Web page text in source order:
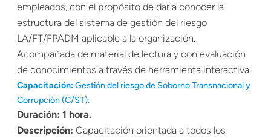
empleados, con el propósito de dar a conocer la
estructura del sistema de gestión del riesgo
LA/FT/FPADM aplicable a la organización.
Acompañada de material de lectura y con evaluación
de conocimientos a través de herramienta interactiva.
Capacitación:Gestión del riesgo de Soborno Transnacional y
Corrupción (C/ST).
Duración: 1 hora.
Descripción: Capacitación orientada a todos los